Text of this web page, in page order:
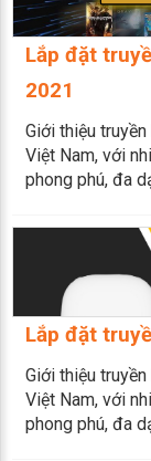
Lắp đặt
2021
Giới thiệu
Việt Nam, với
phong phú, đa
Lắp đặt
Giới thiệu
Việt Nam, với
phong phú, đa